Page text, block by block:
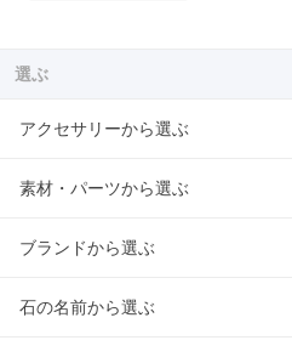
選ぶ
アクセサリーから選ぶ
素材・パーツから選ぶ
ブランドから選ぶ
石の名前から選ぶ